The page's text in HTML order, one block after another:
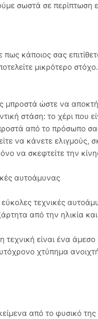
σωστά σε περίπτωση
κάποιος σας
μικρότερο
μπροστά ώστε να
στάση: το χέρι που
από το πρόσωπο
να κάνετε ελιγμούς,
να σκεφτείτε την
αυτοάμυνας
τεχνικές
από την ηλικία
είναι ένα
χτύπημα
από το φυσικό